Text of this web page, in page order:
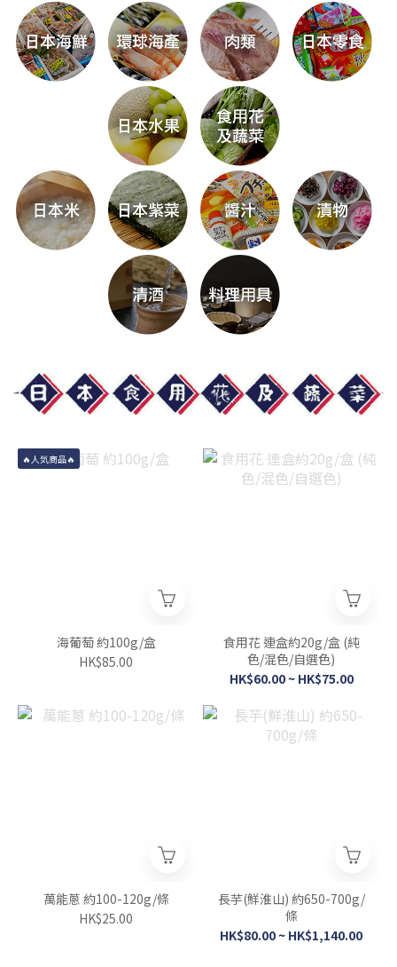
🔥人気商品🔥
海葡萄 約100g/盒
HK$85.00
食用花 連盒約20g/盒 (純
色/混色/自選色)
HK$60.00 ~ HK$75.00
萬能蔥 約100-120g/條
HK$25.00
長芋(鮮淮山) 約650-700g/
條
HK$80.00 ~ HK$1,140.00